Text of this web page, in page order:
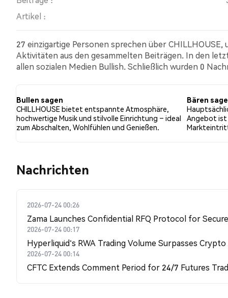
Artikel :
27 einzigartige Personen sprechen über
Aktivitäten aus den gesammelten Beiträgen. In den
allen sozialen Medien Bullish. Schließlich wurden 0
Bullen sagen
CHILLHOUSE bietet entspannte Atmosphäre,
hochwertige Musik und stilvolle Einrichtung – ideal
zum Abschalten, Wohlfühlen und Genießen.
Bären
Angebot ist
Nachrichten
2026-07-24 00:26
Zama Launches Confidential RFQ Protocol for
2026-07-24 00:17
Hyperliquid's RWA Trading Volume Surpasses
2026-07-24 00:14
CFTC Extends Comment Period for 24/7 Futures